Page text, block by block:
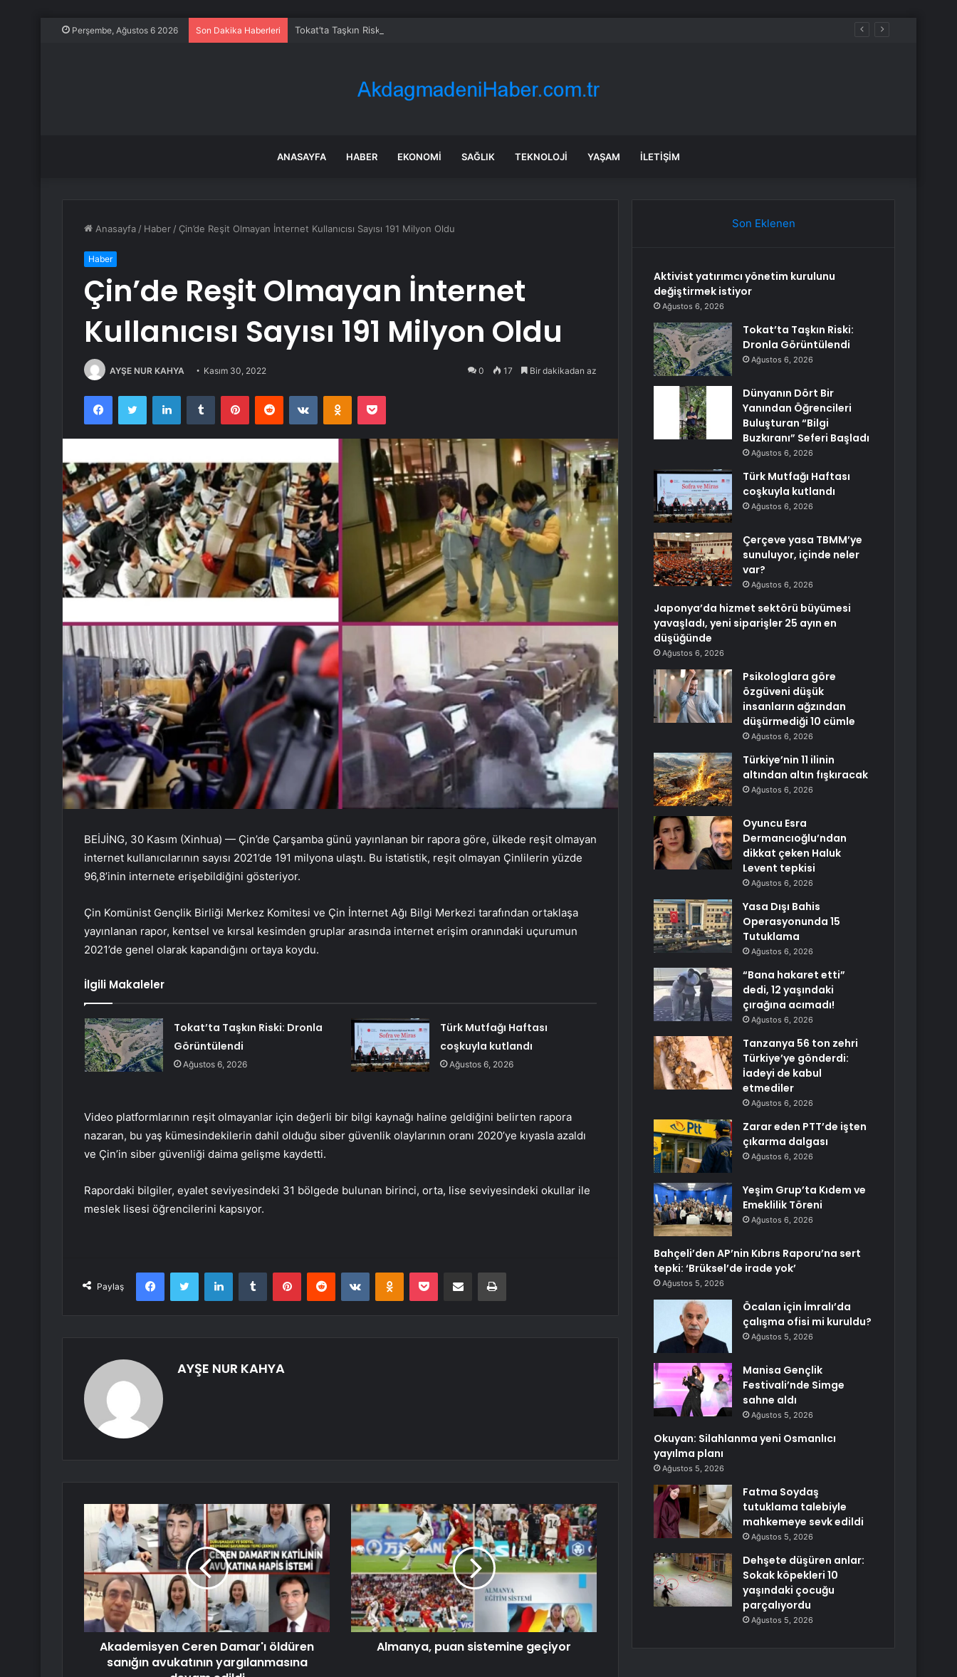
Perşembe, Ağustos 6 2026 Son Dakika Haberleri Tokat’ta Taşkın Riski: Dronla Görüntülendi
ANASAYFA HABER EKONOMI SAĞLIK TEKNOLOJI YAŞAM İLETIŞIM
Anasayfa / Haber / Çin’de Reşit Olmayan İnternet Kullanıcısı Sayısı 191 Milyon Oldu
Haber
Çin’de Reşit Olmayan İnternet
Kullanıcısı Sayısı 191 Milyon Oldu
AYŞE NUR KAHYA Kasım 30, 2022 0 17 Bir dakikadan az
FacebookTwitter LinkedInTumblr PinterestReddit VKontakteOdnoklassniki
Pocket
BEİJİNG, 30 Kasım (Xinhua) — Çin’de Çarşamba günü yayınlanan bir rapora göre, ülkede reşit olmayan
internet kullanıcılarının sayısı 2021’de 191 milyona ulaştı. Bu istatistik, reşit olmayan Çinlilerin yüzde
96,8’inin internete erişebildiğini gösteriyor.
Çin Komünist Gençlik Birliği Merkez Komitesi ve Çin İnternet Ağı Bilgi Merkezi tarafından ortaklaşa
yayınlanan rapor, kentsel ve kırsal kesimden gruplar arasında internet erişim oranındaki uçurumun
2021’de genel olarak kapandığını ortaya koydu.
İlgili Makaleler
Tokat’ta Taşkın Riski: Dronla
Görüntülendi
Ağustos 6, 2026
Türk Mutfağı Haftası
coşkuyla kutlandı
Ağustos 6, 2026
Video platformlarının reşit olmayanlar için değerli bir bilgi kaynağı haline geldiğini belirten rapora
nazaran, bu yaş kümesindekilerin dahil olduğu siber güvenlik olaylarının oranı 2020’ye kıyasla azaldı
ve Çin’in siber güvenliği daima gelişme kaydetti.
Rapordaki bilgiler, eyalet seviyesindeki 31 bölgede bulunan birinci, orta, lise seviyesindeki okullar ile
meslek lisesi öğrencilerini kapsıyor.
Paylaş
FacebookTwitter LinkedInTumblr PinterestReddit VKontakteOdnoklassniki
Pocket E-Posta ile paylaş Yazdır
AYŞE NUR KAHYA
Akademisyen Ceren Damar'ı öldüren
sanığın avukatının yargılanmasına
Almanya, puan sistemine geçiyor
Son Eklenen
Aktivist yatırımcı yönetim kurulunu
değiştirmek istiyor
Ağustos 6, 2026
Tokat’ta Taşkın Riski:
Dronla Görüntülendi
Ağustos 6, 2026
Dünyanın Dört Bir
Yanından Öğrencileri
Buluşturan “Bilgi
Buzkıranı” Seferi Başladı
Ağustos 6, 2026
Türk Mutfağı Haftası
coşkuyla kutlandı
Ağustos 6, 2026
Çerçeve yasa TBMM’ye
sunuluyor, içinde neler
var?
Ağustos 6, 2026
Japonya’da hizmet sektörü büyümesi
yavaşladı, yeni siparişler 25 ayın en
düşüğünde
Ağustos 6, 2026
Psikologlara göre
özgüveni düşük
insanların ağzından
düşürmediği 10 cümle
Ağustos 6, 2026
Türkiye’nin 11 ilinin
altından altın fışkıracak
Ağustos 6, 2026
Oyuncu Esra
Dermancıoğlu’ndan
dikkat çeken Haluk
Levent tepkisi
Ağustos 6, 2026
Yasa Dışı Bahis
Operasyonunda 15
Tutuklama
Ağustos 6, 2026
“Bana hakaret etti”
dedi, 12 yaşındaki
çırağına acımadı!
Ağustos 6, 2026
Tanzanya 56 ton zehri
Türkiye’ye gönderdi:
İadeyi de kabul
etmediler
Ağustos 6, 2026
Zarar eden PTT’de işten
çıkarma dalgası
Ağustos 6, 2026
Yeşim Grup’ta Kıdem ve
Emeklilik Töreni
Ağustos 6, 2026
Bahçeli’den AP’nin Kıbrıs Raporu’na sert
tepki: ‘Brüksel’de irade yok’
Ağustos 5, 2026
Öcalan için İmralı’da
çalışma ofisi mi kuruldu?
Ağustos 5, 2026
Manisa Gençlik
Festivali’nde Simge
sahne aldı
Ağustos 5, 2026
Okuyan: Silahlanma yeni Osmanlıcı
yayılma planı
Ağustos 5, 2026
Fatma Soydaş
tutuklama talebiyle
mahkemeye sevk edildi
Ağustos 5, 2026
Dehşete düşüren anlar:
Sokak köpekleri 10
yaşındaki çocuğu
parçalıyordu
Ağustos 5, 2026